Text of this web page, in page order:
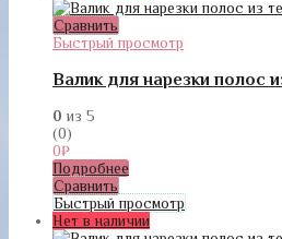
Сравнить
Быстрый просмотр
Валик для нарезки полос
0 из 5
(0)
0₽
Подробнее
Сравнить
Быстрый просмотр
Нет в наличии